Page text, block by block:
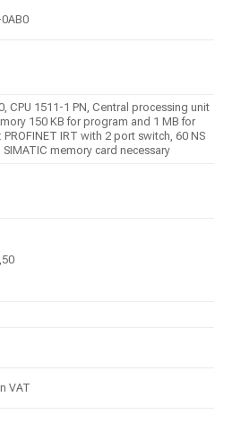
CPU 1511-1 PN, Central processing unit
150 KB for program and 1 MB for
PROFINET IRT with 2 port switch, 60 NS
memory card necessary
VAT